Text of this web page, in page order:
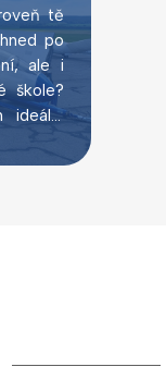
tě
po
ale i
škole?
ideální